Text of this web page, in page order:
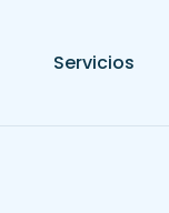
Servicios